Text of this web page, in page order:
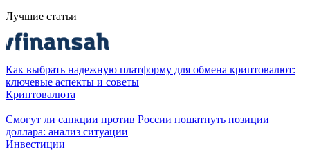
Лучшие статьи
Как выбрать надежную платформу для обмена криптовалют:
ключевые аспекты и советы
Криптовалюта
Смогут ли санкции против России пошатнуть позиции
доллара: анализ ситуации
Инвестиции